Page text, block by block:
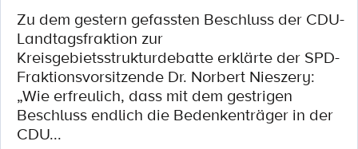
Zu dem gestern gefassten Beschluss der CDU-
Landtagsfraktion zur
Kreisgebietsstrukturdebatte erklärte der SPD-
Fraktionsvorsitzende Dr. Norbert Nieszery:
„Wie erfreulich, dass mit dem gestrigen
Beschluss endlich die Bedenkenträger in der
CDU...